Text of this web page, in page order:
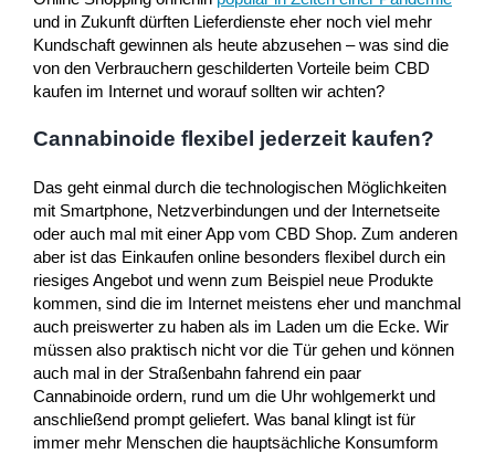
und in Zukunft dürften Lieferdienste eher noch viel mehr
Kundschaft gewinnen als heute abzusehen – was sind die
von den Verbrauchern geschilderten Vorteile beim CBD
kaufen im Internet und worauf sollten wir achten?
Cannabinoide flexibel jederzeit kaufen?
Das geht einmal durch die technologischen Möglichkeiten
mit Smartphone, Netzverbindungen und der Internetseite
oder auch mal mit einer App vom CBD Shop. Zum anderen
aber ist das Einkaufen online besonders flexibel durch ein
riesiges Angebot und wenn zum Beispiel neue Produkte
kommen, sind die im Internet meistens eher und manchmal
auch preiswerter zu haben als im Laden um die Ecke. Wir
müssen also praktisch nicht vor die Tür gehen und können
auch mal in der Straßenbahn fahrend ein paar
Cannabinoide ordern, rund um die Uhr wohlgemerkt und
anschließend prompt geliefert. Was banal klingt ist für
immer mehr Menschen die hauptsächliche Konsumform